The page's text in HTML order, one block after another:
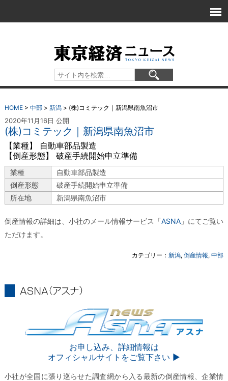
HOME> 中部> 新潟> (株)コミテック｜新潟県南魚沼市
2020年11月16日 公開
(株)コミテック｜新潟県南魚沼市
【業種】 自動車部品製造
【倒産形態】 破産手続開始申立準備
業種
自動車部品製造
倒産形態
破産手続開始申立準備
所在地
新潟県南魚沼市
倒産情報の詳細は、小社のメール情報サービス「ASNA 」にてご覧い
ただけます。
カテゴリー：新潟,倒産情報,中部
お申し込み、詳細情報は
オフィシャルサイトをご覧下さい ▶︎
小社が全国に張り巡らせた調査網から入る最新の倒産情報、企業情